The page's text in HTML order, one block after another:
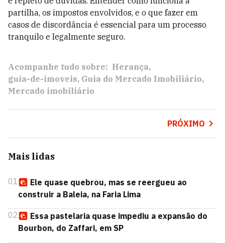
partilha, os impostos envolvidos, e o que fazer em
casos de discordância é essencial para um processo
tranquilo e legalmente seguro.
Acompanhe tudo sobre: Herança
guia-de-imoveis Guia do Mercado Imobiliário
Mercado imobiliário
PRÓXIMO
Mais lidas
01
Ele quase quebrou, mas se reergueu ao
construir a Baleia, na Faria Lima
02
Essa pastelaria quase impediu a expansão do
Bourbon, do Zaffari, em SP